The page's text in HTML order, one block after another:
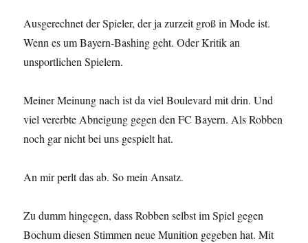
Ausgerechnet der Spieler, der ja zurzeit groß in Mode ist.
Wenn es um Bayern-Bashing geht. Oder Kritik an
unsportlichen Spielern.
Meiner Meinung nach ist da viel Boulevard mit drin. Und
viel vererbte Abneigung gegen den FC Bayern. Als Robben
noch gar nicht bei uns gespielt hat.
An mir perlt das ab. So mein Ansatz.
Zu dumm hingegen, dass Robben selbst im Spiel gegen
Bochum diesen Stimmen neue Munition gegeben hat. Mit